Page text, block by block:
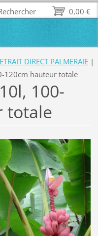
DIRECT PALMERAIE |
120cm hauteur totale
100-
totale
0,00 €